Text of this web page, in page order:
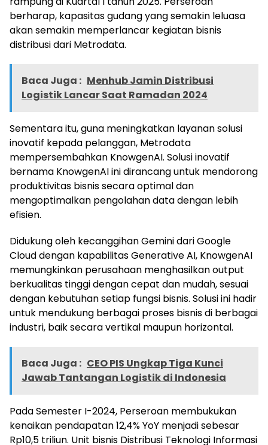
berharap, kapasitas gudang yang semakin leluasa
akan semakin memperlancar kegiatan bisnis
distribusi dari Metrodata.
Baca Juga : Menhub Jamin Distribusi
Logistik Lancar Saat Ramadan 2024
Sementara itu, guna meningkatkan layanan solusi
inovatif kepada pelanggan, Metrodata
mempersembahkan KnowgenAI. Solusi inovatif
bernama KnowgenAI ini dirancang untuk mendorong
produktivitas bisnis secara optimal dan
mengoptimalkan pengolahan data dengan lebih
efisien.
Didukung oleh kecanggihan Gemini dari Google
Cloud dengan kapabilitas Generative AI, KnowgenAI
memungkinkan perusahaan menghasilkan output
berkualitas tinggi dengan cepat dan mudah, sesuai
dengan kebutuhan setiap fungsi bisnis. Solusi ini hadir
untuk mendukung berbagai proses bisnis di berbagai
industri, baik secara vertikal maupun horizontal.
Baca Juga : CEO PIS Ungkap Tiga Kunci
Jawab Tantangan Logistik di Indonesia
Pada Semester I-2024, Perseroan membukukan
kenaikan pendapatan 12,4% YoY menjadi sebesar
Rp10,5 triliun. Unit bisnis Distribusi Teknologi Informasi